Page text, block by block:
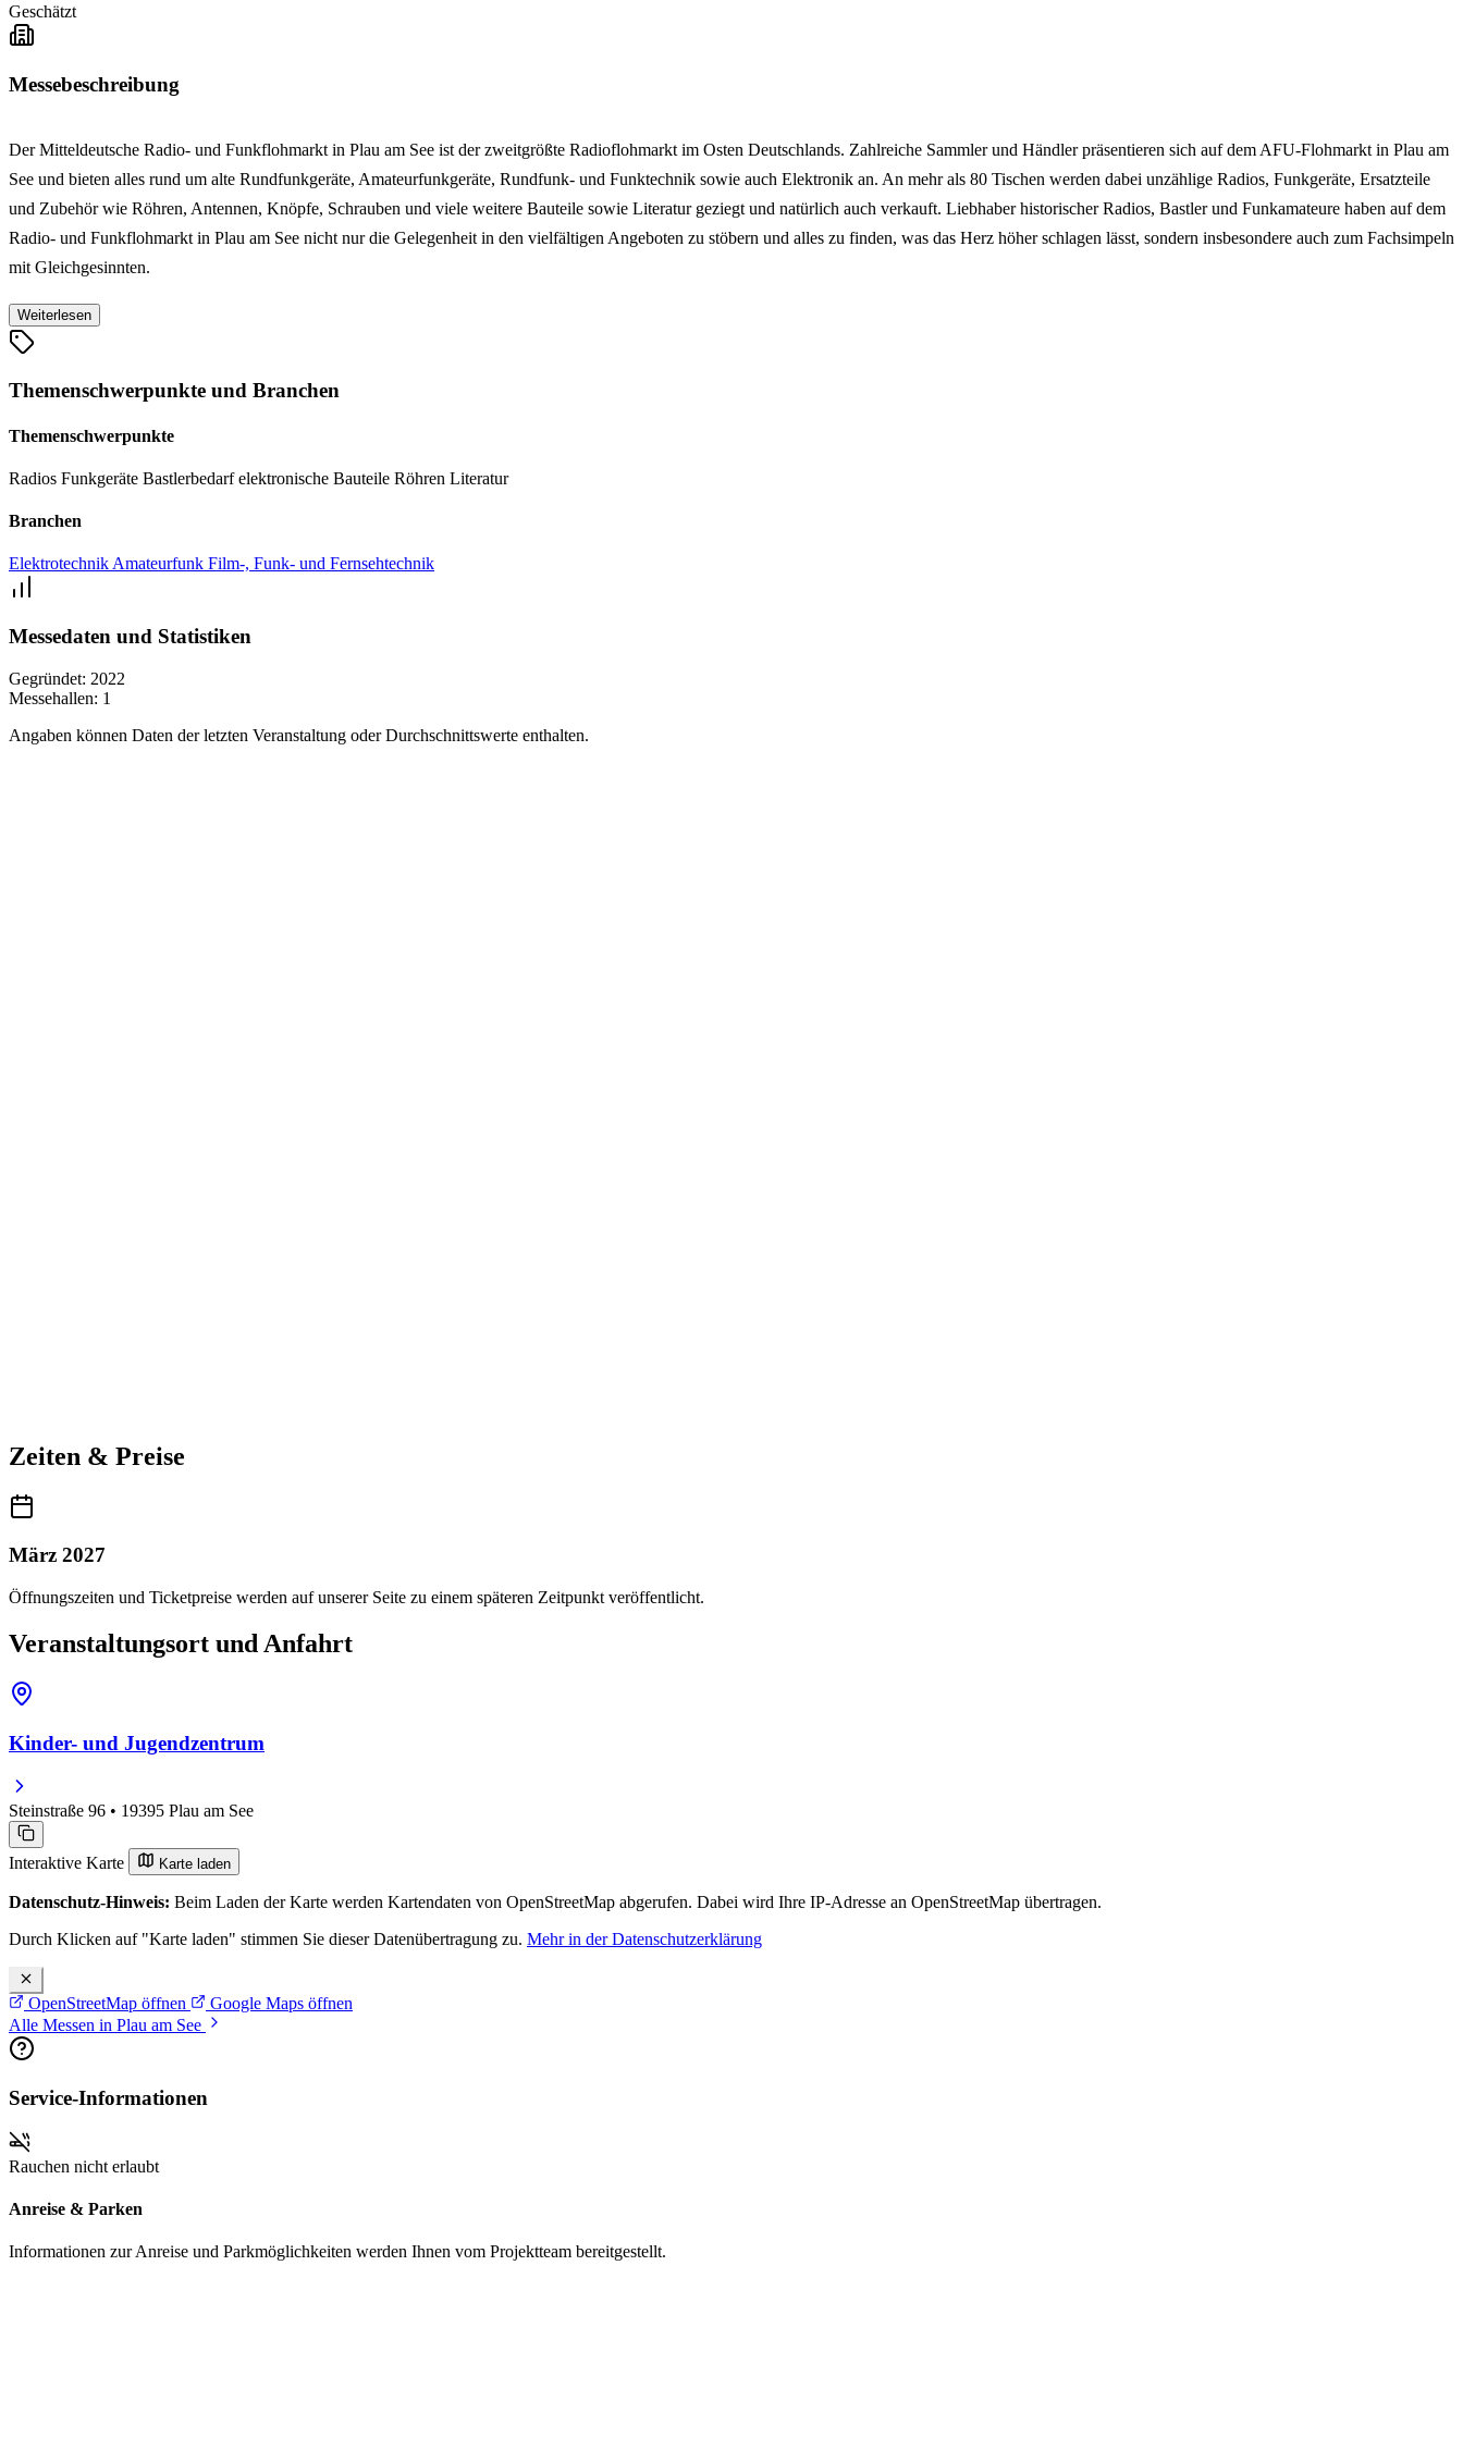
Geschätzt
Messebeschreibung
Der Mitteldeutsche Radio- und Funkflohmarkt in Plau am See ist der zweitgrößte Radioflohmarkt im Osten Deutschlands. Zahlreiche Sammler und Händler präsentieren sich auf dem AFU-Flohmarkt in Plau am
See und bieten alles rund um alte Rundfunkgeräte, Amateurfunkgeräte, Rundfunk- und Funktechnik sowie auch Elektronik an. An mehr als 80 Tischen werden dabei unzählige Radios, Funkgeräte, Ersatzteile
und Zubehör wie Röhren, Antennen, Knöpfe, Schrauben und viele weitere Bauteile sowie Literatur geziegt und natürlich auch verkauft. Liebhaber historischer Radios, Bastler und Funkamateure haben auf dem
Radio- und Funkflohmarkt in Plau am See nicht nur die Gelegenheit in den vielfältigen Angeboten zu stöbern und alles zu finden, was das Herz höher schlagen lässt, sondern insbesondere auch zum Fachsimpeln
mit Gleichgesinnten.
Weiterlesen
Themenschwerpunkte und Branchen
Themenschwerpunkte
Radios Funkgeräte Bastlerbedarfelektronische Bauteile Röhren Literatur
Branchen
Elektrotechnik Amateurfunk Film-, Funk- und Fernsehtechnik
Messedaten und Statistiken
Gegründet: 2022
Messehallen: 1
Angaben können Daten der letzten Veranstaltung oder Durchschnittswerte enthalten.
Zeiten & Preise
März 2027
Öffnungszeiten und Ticketpreise werden auf unserer Seite zu einem späteren Zeitpunkt veröffentlicht.
Veranstaltungsort und Anfahrt
Kinder- und Jugendzentrum
Steinstraße 96 • 19395 Plau am See
Interaktive Karte Karte laden
Datenschutz-Hinweis: Beim Laden der Karte werden Kartendaten von OpenStreetMap abgerufen. Dabei wird Ihre IP-Adresse an OpenStreetMap übertragen.
Durch Klicken auf "Karte laden" stimmen Sie dieser Datenübertragung zu. Mehr in der Datenschutzerklärung
OpenStreetMap öffnen
Google Maps öffnen
Alle Messen in Plau am See
Service-Informationen
Rauchen nicht erlaubt
Anreise & Parken
Informationen zur Anreise und Parkmöglichkeiten werden Ihnen vom Projektteam bereitgestellt.